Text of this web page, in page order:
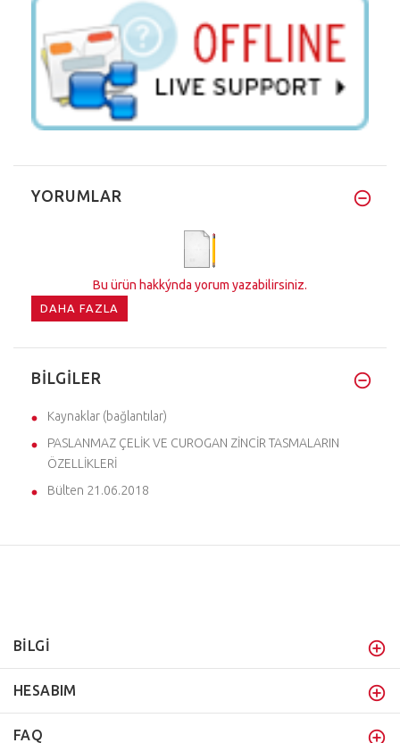
YORUMLAR
Bu ürün hakkýnda yorum yazabilirsiniz.
DAHA FAZLA
BILGILER
Kaynaklar (bağlantılar)
PASLANMAZ ÇELİK VE CUROGAN ZİNCİR TASMALARIN
ÖZELLİKLERİ
Bülten 21.06.2018
BİLGİ
HESABIM
FAQ